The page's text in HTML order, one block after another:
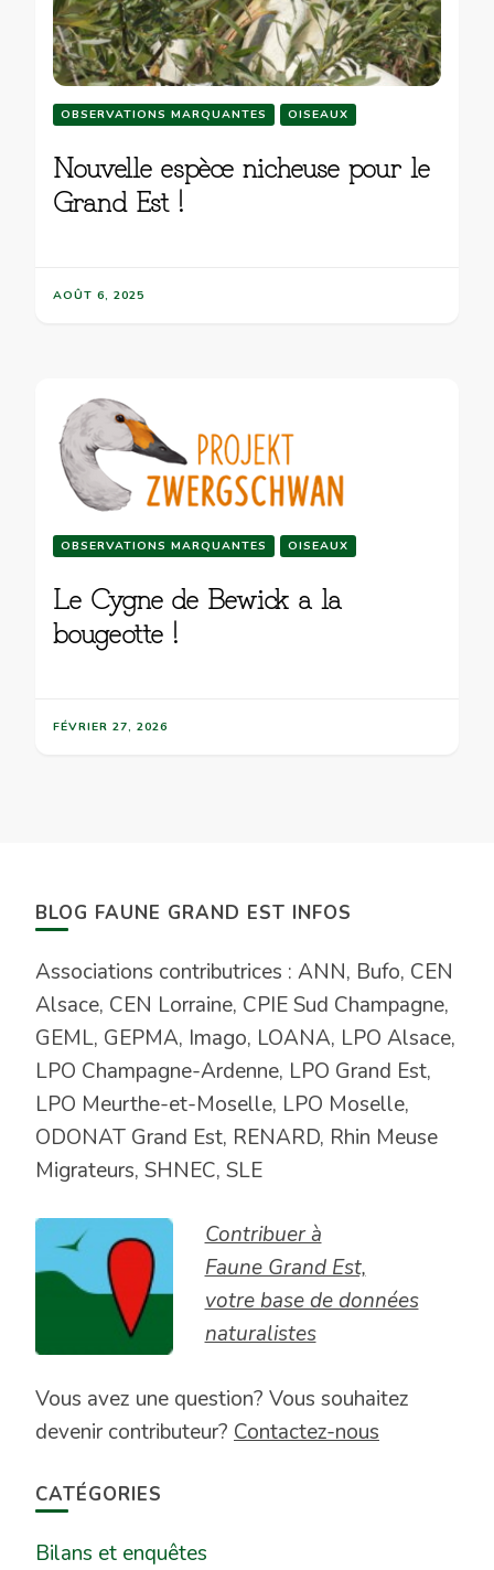
OBSERVATIONS MARQUANTES OISEAUX
Nouvelle espèce nicheuse pour le
Grand Est !
AOÛT 6, 2025
OBSERVATIONS MARQUANTES OISEAUX
Le Cygne de Bewick a la
bougeotte !
FÉVRIER 27, 2026
BLOG FAUNE GRAND EST INFOS
Associations contributrices : ANN, Bufo, CEN
Alsace, CEN Lorraine, CPIE Sud Champagne,
GEML, GEPMA, Imago, LOANA, LPO Alsace,
LPO Champagne-Ardenne, LPO Grand Est,
LPO Meurthe-et-Moselle, LPO Moselle,
ODONAT Grand Est, RENARD, Rhin Meuse
Migrateurs, SHNEC, SLE
Contribuer à
Faune Grand Est,
votre base de données
naturalistes
Vous avez une question? Vous souhaitez
devenir contributeur? Contactez-nous
CATÉGORIES
Bilans et enquêtes